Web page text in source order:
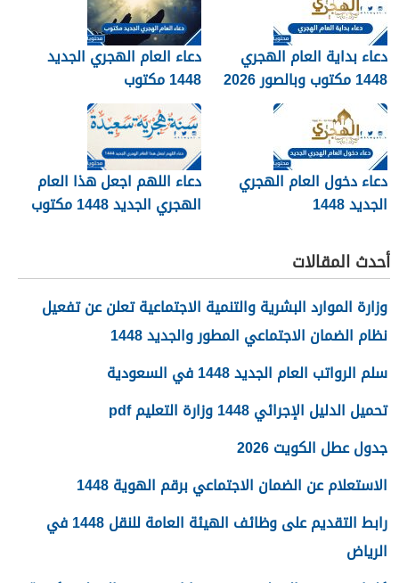
دعاء بداية العام الهجري
1448 مكتوب وبالصور 2026
دعاء العام الهجري الجديد
1448 مكتوب
دعاء دخول العام الهجري
الجديد 1448
دعاء اللهم اجعل هذا العام
الهجري الجديد 1448 مكتوب
أحدث المقالات
وزارة الموارد البشرية والتنمية الاجتماعية تعلن عن تفعيل
نظام الضمان الاجتماعي المطور والجديد 1448
سلم الرواتب العام الجديد 1448 في السعودية
تحميل الدليل الإجرائي 1448 وزارة التعليم pdf
جدول عطل الكويت 2026
الاستعلام عن الضمان الاجتماعي برقم الهوية 1448
رابط التقديم على وظائف الهيئة العامة للنقل 1448 في
الرياض